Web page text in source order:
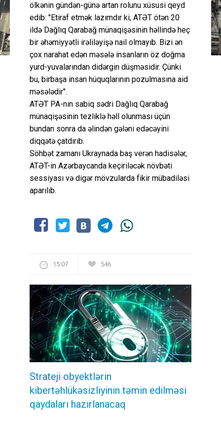
ölkənin gündən-günə artan rolunu xüsusi qeyd
edib: "Etiraf etmək lazımdır ki, ATƏT ötən 20
ildə Dağlıq Qarabağ münaqişəsinin həllində heç
bir əhəmiyyətli irəliləyişə nail olmayıb. Bizi ən
çox narahat edən məsələ insanların öz doğma
yurd-yuvalarından didərgin düşməsidir. Çünki
bu, birbaşa insan hüquqlarının pozulmasına aid
məsələdir".
ATƏT PA-nın sabiq sədri Dağlıq Qarabağ
münaqişəsinin tezliklə həll olunması üçün
bundan sonra da əlindən gələni edəcəyini
diqqətə çatdırıb.
Söhbət zamanı Ukraynada baş verən hadisələr,
ATƏT-in Azərbaycanda keçiriləcək növbəti
sessiyası və digər mövzularda fikir mübadiləsi
aparılıb.
15:07 546
Strateji obyektlərin
kibertəhlükəsizliyinin təmin edilməsi
qaydaları hazırlanacaq